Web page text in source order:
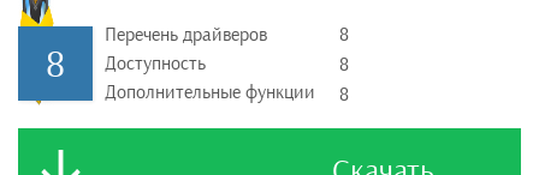
8
Перечень драйверов
Доступность
Дополнительные функции
8
8
8